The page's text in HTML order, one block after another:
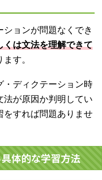
ョンが問題なくでき
くは文法を理解できて
す。
・ディクテーション時
法が原因か判明してい
をすれば問題ありませ
体的な学習方法